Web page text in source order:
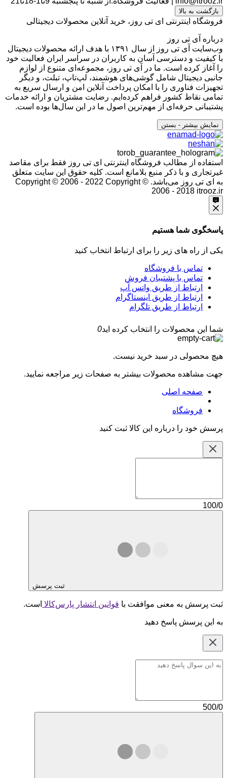
بازگشت به بالا
فروشگاه اینترنتی ای تی روز، خرید آنلاین محصولات دیجیتالی
درباره آی تی روز
وب‌سایت آی تی روز از سال ۱۳۹۱ با هدف ارائه محصولات دیجیتال
با کیفیت و دسترسی آسان به کاربران در سراسر ایران فعالیت خود
را آغاز کرده است. ما در آی تی روز، مجموعه‌ای متنوع از لوازم
جانبی دیجیتال شامل گوشی‌های هوشمند، لپ‌تاپ، تبلت، و دیگر
تجهیزات فناوری را با امکان پرداخت آنلاین امن و ارسال سریع به
تمامی نقاط کشور فراهم کرده‌ایم. رضایت مشتریان و ارائه خدمات
پشتیبانی حرفه‌ای از مهم‌ترین اصول ما در این سال‌ها بوده است.
نمایش بیشتر - بستن
استفاده از مطالب فروشگاه اینترنتی ای تی روز فقط برای مقاصد
غیرتجاری و با ذکر منبع بلامانع است. کلیه حقوق این سایت متعلق
به ای تی روز می‌باشد. Copyright © 2006 - 2022 Copyright ©
2006 - 2018 itrooz.ir
پاسخگوی شما هستیم
یکی از راه های زیر را برای ارتباط انتخاب کنید
تماس با فروشگاه
تماس با پشتیبان فروش
ارتباط از طریق واتس آپ
ارتباط از طریق اینستاگرام
ارتباط از طریق تلگرام
شما این محصولات را انتخاب کرده اید0
هیچ محصولی در سبد خرید نیست.
جهت مشاهده محصولات بیشتر به صفحات زیر مراجعه نمایید.
صفحه اصلی
فروشگاه
پرسش خود را درباره این کالا ثبت کنید
100/0
ثبت پرسش
ثبت پرسش به معنی موافقت با قوانین انتشار پارس‌کالا است.
به این پرسش پاسخ دهید
500/0